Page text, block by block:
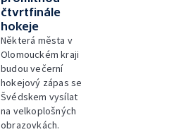
čtvrtfinále
hokeje
Některá města v
Olomouckém kraji
budou večerní
hokejový zápas se
Švédskem vysílat
na velkoplošných
obrazovkách.